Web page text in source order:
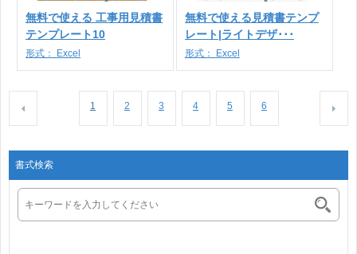
無料で使える 工事用見積書
テンプレート10
形式： Excel
無料で使える見積書テンプ
レート|ライトデザ･･･
形式： Excel
1 2 3 4 5 6
書式検索